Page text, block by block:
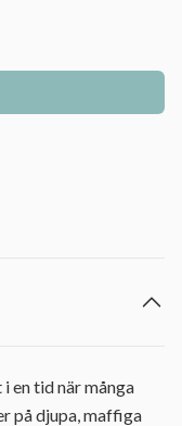
en tid när många
på djupa, maffiga